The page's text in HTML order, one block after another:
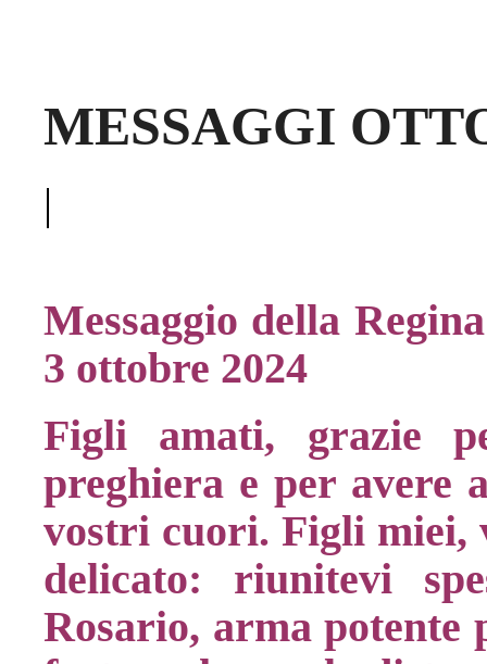
MESSAGGI
|
Messaggio della
3 ottobre 2024
Figli amati, grazie
preghiera e per avere
vostri cuori. Figli miei,
delicato: riunitevi
Rosario, arma potente